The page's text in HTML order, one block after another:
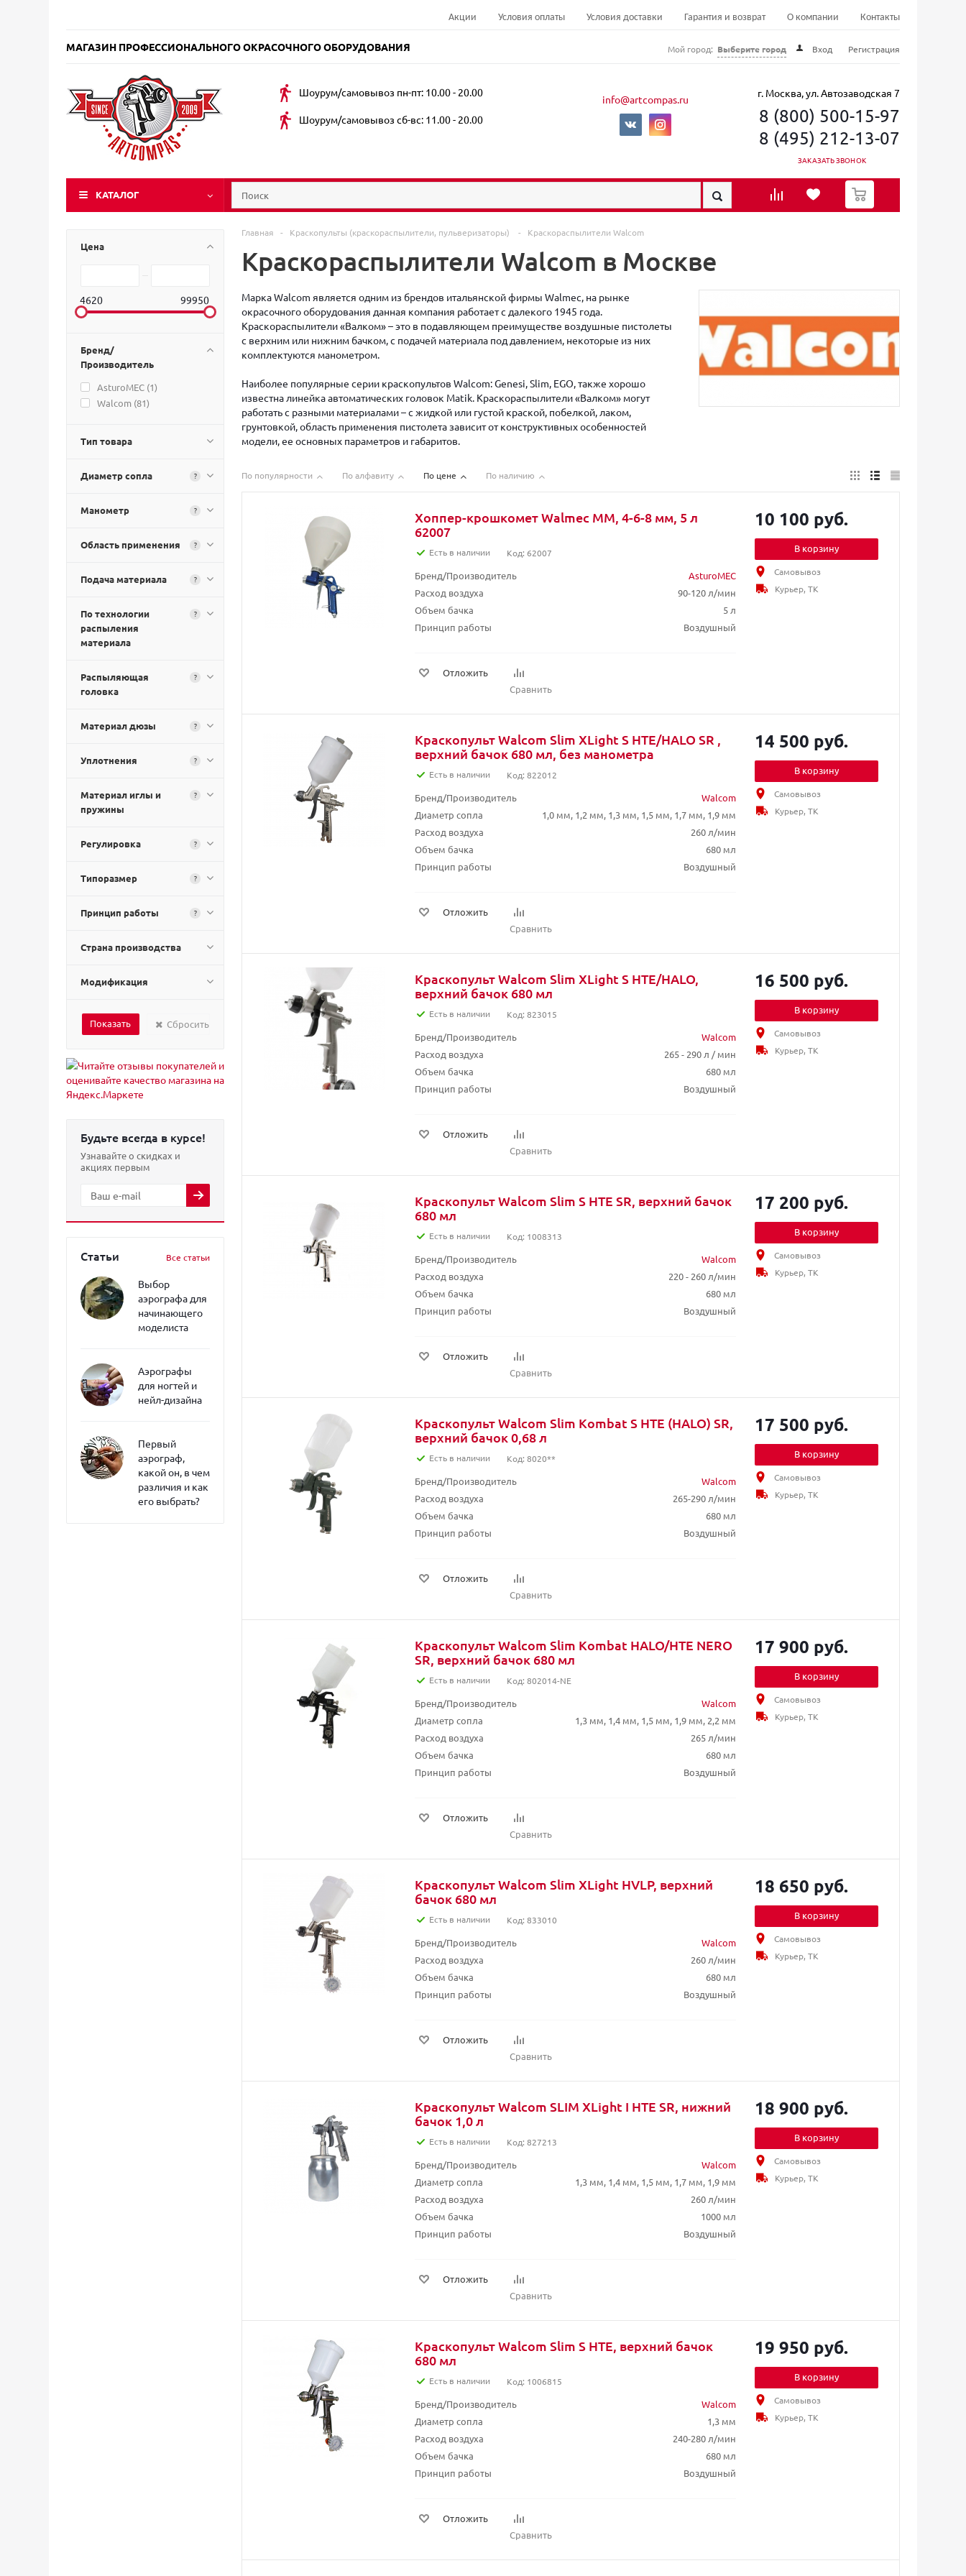
Акции Условия оплаты Условия доставки Гарантия и возврат О компании Контакты
МАГАЗИН ПРОФЕССИОНАЛЬНОГО ОКРАСОЧНОГО ОБОРУДОВАНИЯ Мой город: Выберите город Вход Регистрация
Шоурум/самовывоз пн-пт: 10.00 - 20.00
Шоурум/самовывоз сб-вс: 11.00 - 20.00
info@artcompas.ru г. Москва, ул. Автозаводская 7
8 (800) 500-15-97
8 (495) 212-13-07
ЗАКАЗАТЬ ЗВОНОК
КАТАЛОГ
0
Цена
4620 99950
Бренд/
Производитель
AsturoMEC (1)
Walcom (81)
Тип товара
Диаметр сопла ?
Манометр ?
Область применения ?
Подача материала ?
По технологии
распыления
материала
?
Распыляющая
головка
?
Материал дюзы ?
Уплотнения ?
Материал иглы и
пружины
?
Регулировка ?
Типоразмер ?
Принцип работы ?
Страна производства
Модификация
Сбросить
Будьте всегда в курсе!
Узнавайте о скидках и
акциях первым
Статьи Все статьи
Выбор
аэрографа для
начинающего
моделиста
Аэрографы
для ногтей и
нейл-дизайна
Первый
аэрограф,
какой он, в чем
различия и как
его выбрать?
Главная - Краскопульты (краскораспылители, пульверизаторы) - Краскораспылители Walcom
Краскораспылители Walcom в Москве
Марка Walcom является одним из брендов итальянской фирмы Walmec, на рынке
окрасочного оборудования данная компания работает с далекого 1945 года.
Краскораспылители «Валком» – это в подавляющем преимуществе воздушные пистолеты
с верхним или нижним бачком, с подачей материала под давлением, некоторые из них
комплектуются манометром.
Наиболее популярные серии краскопультов Walcom: Genesi, Slim, EGO, также хорошо
известна линейка автоматических головок Matik. Краскораспылители «Валком» могут
работать с разными материалами – с жидкой или густой краской, побелкой, лаком,
грунтовкой, область применения пистолета зависит от конструктивных особенностей
модели, ее основных параметров и габаритов.
По популярности По алфавиту По цене По наличию
Хоппер-крошкомет Walmec MM, 4-6-8 мм, 5 л
62007
Есть в наличии Код: 62007
Бренд/Производитель
AsturoMEC
Расход воздуха
90-120 л/мин
Объем бачка
5 л
Принцип работы
Воздушный
Отложить
Сравнить
10 100 руб.
В корзину
Самовывоз
Курьер, ТК
Краскопульт Walcom Slim XLight S HTE/HALO SR ,
верхний бачок 680 мл, без манометра
Есть в наличии Код: 822012
Бренд/Производитель
Walcom
Диаметр сопла
1,0 мм, 1,2 мм, 1,3 мм, 1,5 мм, 1,7 мм, 1,9 мм
Расход воздуха
260 л/мин
Объем бачка
680 мл
Принцип работы
Воздушный
Отложить
Сравнить
14 500 руб.
В корзину
Самовывоз
Курьер, ТК
Краскопульт Walcom Slim XLight S HTE/HALO,
верхний бачок 680 мл
Есть в наличии Код: 823015
Бренд/Производитель
Walcom
Расход воздуха
265 - 290 л / мин
Объем бачка
680 мл
Принцип работы
Воздушный
Отложить
Сравнить
16 500 руб.
В корзину
Самовывоз
Курьер, ТК
Краскопульт Walcom Slim S HTE SR, верхний бачок
680 мл
Есть в наличии Код: 1008313
Бренд/Производитель
Walcom
Расход воздуха
220 - 260 л/мин
Объем бачка
680 мл
Принцип работы
Воздушный
Отложить
Сравнить
17 200 руб.
В корзину
Самовывоз
Курьер, ТК
Краскопульт Walcom Slim Kombat S HTE (HALO) SR,
верхний бачок 0,68 л
Есть в наличии Код: 8020**
Бренд/Производитель
Walcom
Расход воздуха
265-290 л/мин
Объем бачка
680 мл
Принцип работы
Воздушный
Отложить
Сравнить
17 500 руб.
В корзину
Самовывоз
Курьер, ТК
Краскопульт Walcom Slim Kombat HALO/HTE NERO
SR, верхний бачок 680 мл
Есть в наличии Код: 802014-NE
Бренд/Производитель
Walcom
Диаметр сопла
1,3 мм, 1,4 мм, 1,5 мм, 1,9 мм, 2,2 мм
Расход воздуха
265 л/мин
Объем бачка
680 мл
Принцип работы
Воздушный
Отложить
Сравнить
17 900 руб.
В корзину
Самовывоз
Курьер, ТК
Краскопульт Walcom Slim XLight HVLP, верхний
бачок 680 мл
Есть в наличии Код: 833010
Бренд/Производитель
Walcom
Расход воздуха
260 л/мин
Объем бачка
680 мл
Принцип работы
Воздушный
Отложить
Сравнить
18 650 руб.
В корзину
Самовывоз
Курьер, ТК
Краскопульт Walcom SLIM XLight I HTE SR, нижний
бачок 1,0 л
Есть в наличии Код: 827213
Бренд/Производитель
Walcom
Диаметр сопла
1,3 мм, 1,4 мм, 1,5 мм, 1,7 мм, 1,9 мм
Расход воздуха
260 л/мин
Объем бачка
1000 мл
Принцип работы
Воздушный
Отложить
Сравнить
18 900 руб.
В корзину
Самовывоз
Курьер, ТК
Краскопульт Walcom Slim S HTE, верхний бачок
680 мл
Есть в наличии Код: 1006815
Бренд/Производитель
Walcom
Диаметр сопла
1,3 мм
Расход воздуха
240-280 л/мин
Объем бачка
680 мл
Принцип работы
Воздушный
Отложить
Сравнить
19 950 руб.
В корзину
Самовывоз
Курьер, ТК